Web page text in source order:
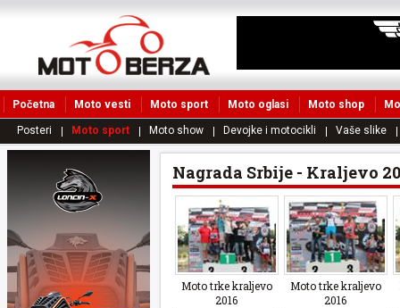
Početna Moto vesti Moto sport Moto oglasi Moto shop
Posteri Moto sport Moto show Devojke i motocikli Vaše slike
Nagrada Srbije - Kraljevo
Moto trke kraljevo
2016
Moto trke kraljevo
2016